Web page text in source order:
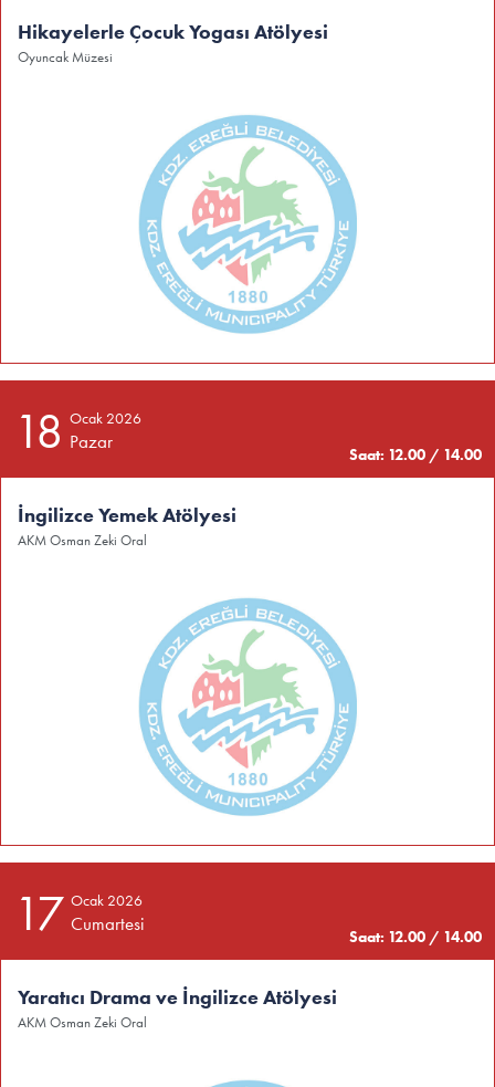
Hikayelerle Çocuk Yogası Atölyesi
Oyuncak Müzesi
18 Ocak 2026
Pazar
Saat: 12.00 / 14.00
İngilizce Yemek Atölyesi
AKM Osman Zeki Oral
17 Ocak 2026
Cumartesi
Saat: 12.00 / 14.00
Yaratıcı Drama ve İngilizce Atölyesi
AKM Osman Zeki Oral